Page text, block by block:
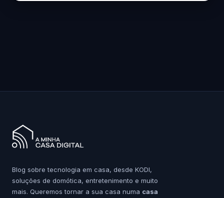
Blog sobre tecnologia em casa, desde KODI,
soluções de domótica, entretenimento e muito
mais. Queremos tornar a sua casa numa casa